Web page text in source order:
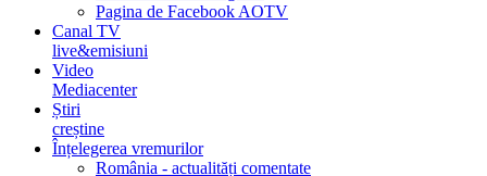
Pagina de Facebook AOTV
Canal TV
live&emisiuni
Video
Mediacenter
Știri
creștine
Înțelegerea vremurilor
România - actualități comentate